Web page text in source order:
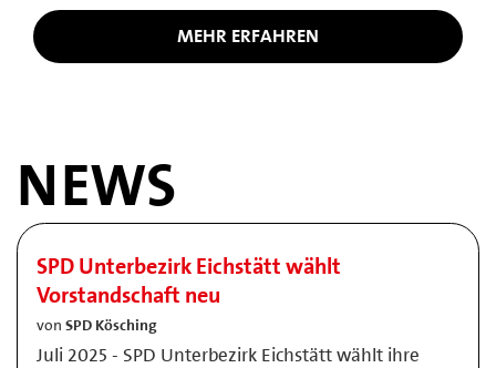
MEHR ERFAHREN
NEWS
SPD Unterbezirk Eichstätt wählt
Vorstandschaft neu
von SPD Kösching
Juli 2025 - SPD Unterbezirk Eichstätt wählt ihre